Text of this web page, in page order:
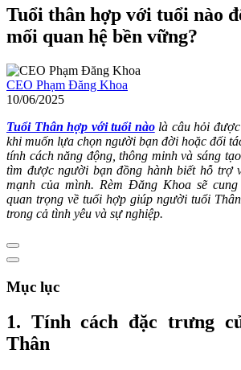
Tuổi thân hợp với tuổi nào
mối quan hệ bền vững?
CEO Phạm Đăng Khoa
10/06/2025
Tuổi Thân hợp với tuổi nàolà câu hỏi
khi muốn lựa chọn người bạn đời hoặc đối
tính cách năng động, thông minh và sáng
tìm được người bạn đồng hành biết hỗ trợ
mạnh của mình. Rèm Đăng Khoa sẽ
quan trọng về tuổi hợp giúp người tuổi
trong cả tình yêu và sự nghiệp.
Mục lục
1. Tính cách đặc trưng
Thân